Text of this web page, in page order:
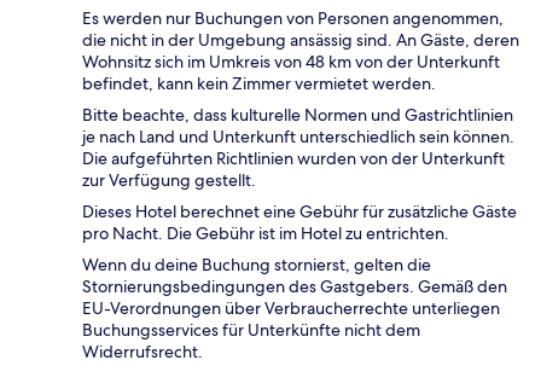
Es werden nur Buchungen von Personen angenommen,
die nicht in der Umgebung ansässig sind. An Gäste, deren
Wohnsitz sich im Umkreis von 48 km von der Unterkunft
befindet, kann kein Zimmer vermietet werden.
Bitte beachte, dass kulturelle Normen und Gastrichtlinien
je nach Land und Unterkunft unterschiedlich sein können.
Die aufgeführten Richtlinien wurden von der Unterkunft
zur Verfügung gestellt.
Dieses Hotel berechnet eine Gebühr für zusätzliche Gäste
pro Nacht. Die Gebühr ist im Hotel zu entrichten.
Wenn du deine Buchung stornierst, gelten die
Stornierungsbedingungen des Gastgebers. Gemäß den
EU-Verordnungen über Verbraucherrechte unterliegen
Buchungsservices für Unterkünfte nicht dem
Widerrufsrecht.